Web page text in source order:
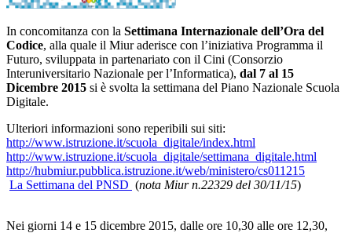
In concomitanza con la Settimana Internazionale dell’Ora del
Codice, alla quale il Miur aderisce con l’iniziativa Programma il
Futuro, sviluppata in partenariato con il Cini (Consorzio
Interuniversitario Nazionale per l’Informatica), dal 7 al 15
Dicembre 2015 si è svolta la settimana del Piano Nazionale Scuola
Digitale.
Ulteriori informazioni sono reperibili sui siti:
http://www.istruzione.it/scuola_digitale/index.html
http://www.istruzione.it/scuola_digitale/settimana_digitale.html
http://hubmiur.pubblica.istruzione.it/web/ministero/cs011215
La Settimana del PNSD (nota Miur n.22329 del 30/11/15)
Nei giorni 14 e 15 dicembre 2015, dalle ore 10,30 alle ore 12,30,